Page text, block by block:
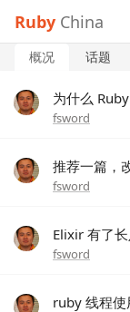
Ruby China
概况 话题
为什么
fsword
推荐一篇，
fsword
Elixir 有了
fsword
ruby 线程使